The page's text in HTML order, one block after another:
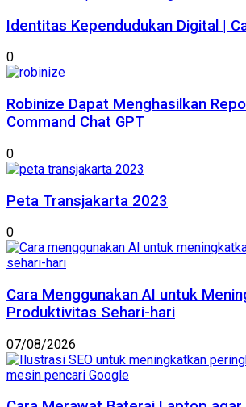
Identitas Kependudukan Digital |
0
Robinize Dapat Menghasilkan
Command Chat GPT
0
Peta Transjakarta 2023
0
Cara Menggunakan AI untuk
Produktivitas Sehari-hari
07/08/2026